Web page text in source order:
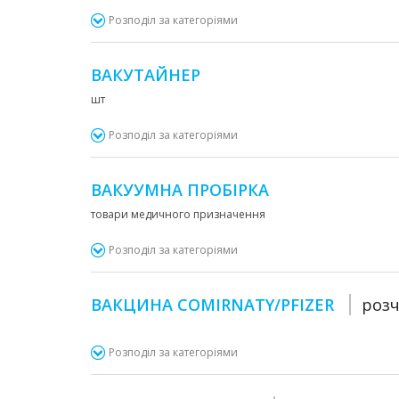
Розподіл за категоріями
ВАКУТАЙНЕР
шт
Розподіл за категоріями
ВАКУУМНА ПРОБІРКА
товари медичного призначення
Розподіл за категоріями
ВАКЦИНА COMIRNATY/PFIZER
Розподіл за категоріями